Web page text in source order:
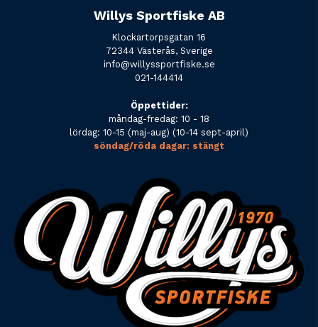
Willys Sportfiske AB
Klockartorpsgatan 16
72344 Västerås, Sverige
info@willyssportfiske.se
021-144414
Öppettider:
måndag-fredag: 10 - 18
lördag: 10-15 (maj-aug) (10-14 sept-april)
söndag/röda dagar: stängt